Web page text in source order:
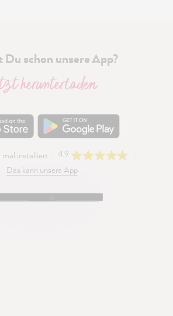
Du schon unsere App?
herunterladen
installiert
4.9
Das kann unsere App